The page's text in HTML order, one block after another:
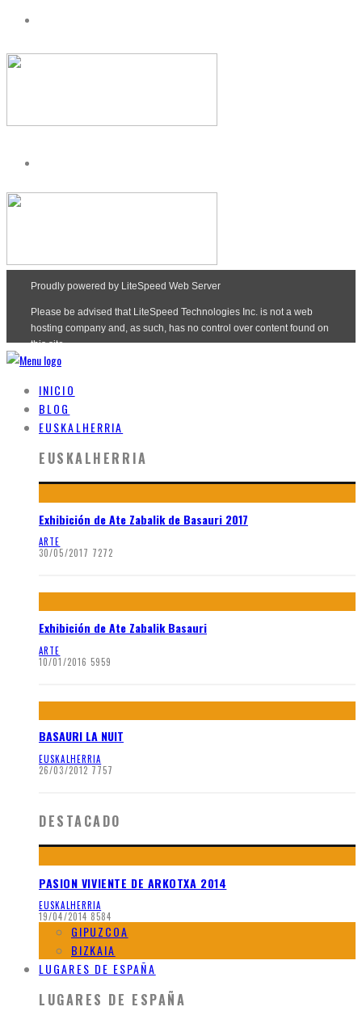
INICIO
BLOG
EUSKALHERRIA
EUSKALHERRIA
Exhibición de Ate Zabalik de Basauri 2017
ARTE
30/05/2017 7272
Exhibición de Ate Zabalik Basauri
ARTE
10/01/2016 5959
BASAURI LA NUIT
EUSKALHERRIA
26/03/2012 7757
DESTACADO
PASION VIVIENTE DE ARKOTXA 2014
EUSKALHERRIA
19/04/2014 8584
GIPUZCOA
BIZKAIA
LUGARES DE ESPAÑA
LUGARES DE ESPAÑA